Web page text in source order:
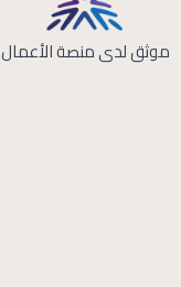
موثق لدى منصة الأعمال